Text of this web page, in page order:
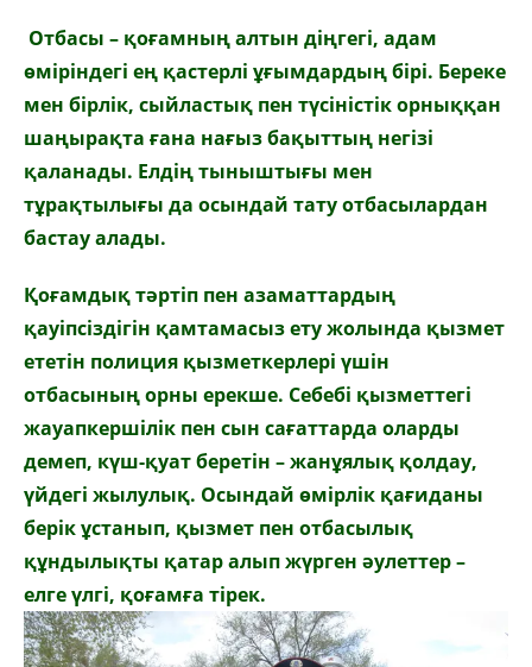
Отбасы – қоғамның алтын діңгегі, адам
өміріндегі ең қастерлі ұғымдардың бірі. Береке
мен бірлік, сыйластық пен түсіністік орныққан
шаңырақта ғана нағыз бақыттың негізі
қаланады. Елдің тыныштығы мен
тұрақтылығы да осындай тату отбасылардан
бастау алады.
Қоғамдық тәртіп пен азаматтардың
қауіпсіздігін қамтамасыз ету жолында қызмет
ететін полиция қызметкерлері үшін
отбасының орны ерекше. Себебі қызметтегі
жауапкершілік пен сын сағаттарда оларды
демеп, күш-қуат беретін – жанұялық қолдау,
үйдегі жылулық. Осындай өмірлік қағиданы
берік ұстанып, қызмет пен отбасылық
құндылықты қатар алып жүрген әулеттер –
елге үлгі, қоғамға тірек.